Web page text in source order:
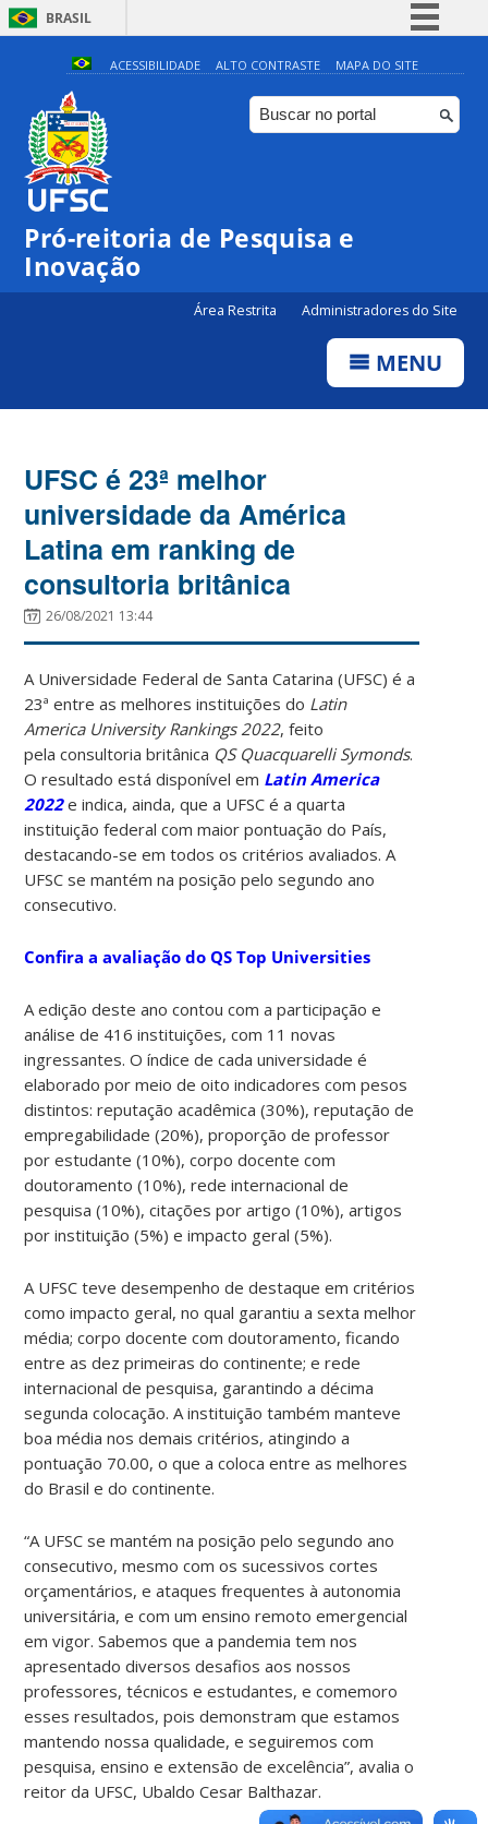
BRASIL
Simplifique!
Comunica BR
Participe
Canais
ACESSIBILIDADE ALTO CONTRASTE MAPA DO SITE
Pró-reitoria de Pesquisa e
Inovação
Área Restrita Administradores do Site
MENU
UFSC é 23ª melhor
universidade da América
Latina em ranking de
consultoria britânica
26/08/2021 13:44
A Universidade Federal de Santa Catarina (UFSC) é a
23ª entre as melhores instituições do Latin
America University Rankings 2022, feito
pela consultoria britânica QS Quacquarelli Symonds.
O resultado está disponível em Latin America
2022e indica, ainda, que a UFSC é a quarta
instituição federal com maior pontuação do País,
destacando-se em todos os critérios avaliados. A
UFSC se mantém na posição pelo segundo ano
consecutivo.
Confira a avaliação do QS Top Universities
A edição deste ano contou com a participação e
análise de 416 instituições, com 11 novas
ingressantes. O índice de cada universidade é
elaborado por meio de oito indicadores com pesos
distintos: reputação acadêmica (30%), reputação de
empregabilidade (20%), proporção de professor
por estudante (10%), corpo docente com
doutoramento (10%), rede internacional de
pesquisa (10%), citações por artigo (10%), artigos
por instituição (5%) e impacto geral (5%).
A UFSC teve desempenho de destaque em critérios
como impacto geral, no qual garantiu a sexta melhor
média; corpo docente com doutoramento, ficando
entre as dez primeiras do continente; e rede
internacional de pesquisa, garantindo a décima
segunda colocação. A instituição também manteve
boa média nos demais critérios, atingindo a
pontuação 70.00, o que a coloca entre as melhores
do Brasil e do continente.
“A UFSC se mantém na posição pelo segundo ano
consecutivo, mesmo com os sucessivos cortes
orçamentários, e ataques frequentes à autonomia
universitária, e com um ensino remoto emergencial
em vigor. Sabemos que a pandemia tem nos
apresentado diversos desafios aos nossos
professores, técnicos e estudantes, e comemoro
esses resultados, pois demonstram que estamos
mantendo nossa qualidade, e seguiremos com
pesquisa, ensino e extensão de excelência”, avalia o
reitor da UFSC, Ubaldo Cesar Balthazar.